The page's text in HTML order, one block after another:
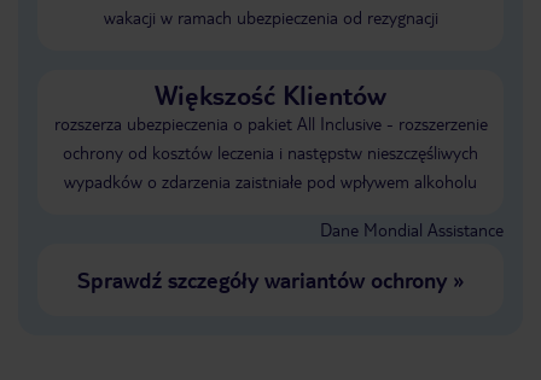
wakacji w ramach ubezpieczenia od rezygnacji
Większość Klientów
rozszerza ubezpieczenia o pakiet All Inclusive - rozszerzenie
ochrony od kosztów leczenia i następstw nieszczęśliwych
wypadków o zdarzenia zaistniałe pod wpływem alkoholu
Dane Mondial Assistance
Sprawdź szczegóły wariantów ochrony»